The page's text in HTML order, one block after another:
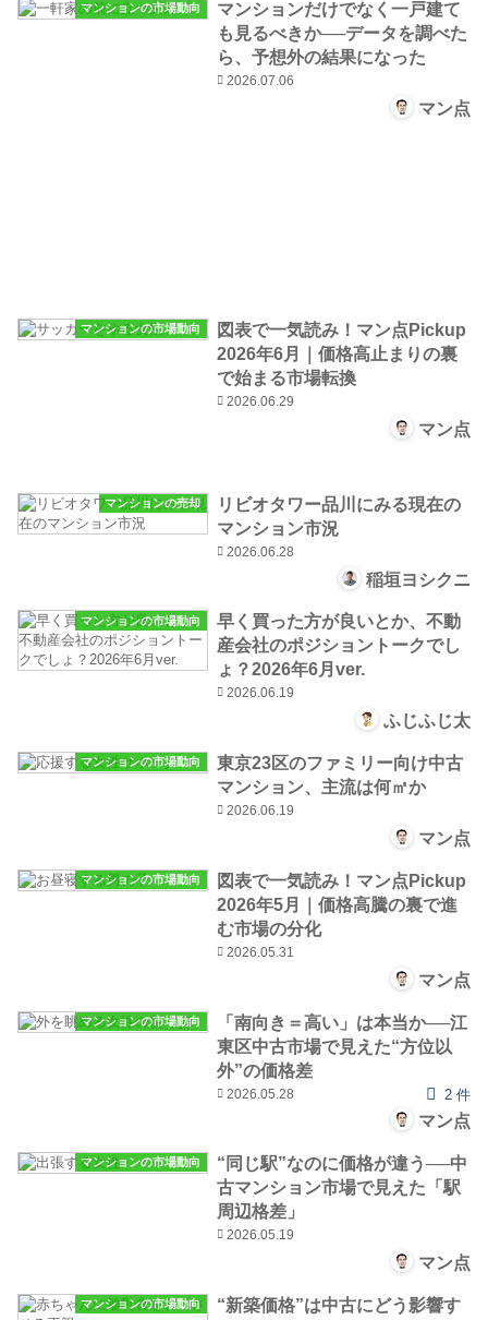
マンションの市場動向
マンションだけでなく一戸建て
も見るべきか──データを調べた
ら、予想外の結果になった
2026.07.06
マン点
マンションの市場動向
図表で一気読み！マン点Pickup
2026年6月｜価格高止まりの裏
で始まる市場転換
2026.06.29
マン点
マンションの売却
リビオタワー品川にみる現在の
マンション市況
2026.06.28
稲垣ヨシクニ
マンションの市場動向
早く買った方が良いとか、不動
産会社のポジショントークでし
ょ？2026年6月ver.
2026.06.19
ふじふじ太
マンションの市場動向
東京23区のファミリー向け中古
マンション、主流は何㎡か
2026.06.19
マン点
マンションの市場動向
図表で一気読み！マン点Pickup
2026年5月｜価格高騰の裏で進
む市場の分化
2026.05.31
マン点
マンションの市場動向
「南向き＝高い」は本当か──江
東区中古市場で見えた“方位以
外”の価格差
2026.05.28 2 件
マン点
マンションの市場動向
“同じ駅”なのに価格が違う──中
古マンション市場で見えた「駅
周辺格差」
2026.05.19
マン点
マンションの市場動向
“新築価格”は中古にどう影響す